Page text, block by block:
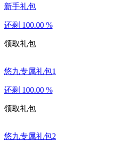
新手礼包
还剩 100.00 %
领取礼包
悠九专属礼包1
还剩 100.00 %
领取礼包
悠九专属礼包2